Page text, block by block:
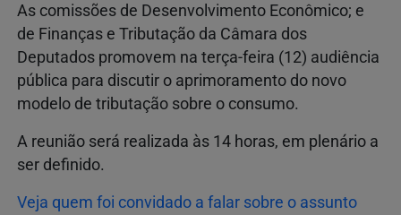
As comissões de Desenvolvimento Econômico; e
de Finanças e Tributação da Câmara dos
Deputados promovem na terça-feira (12) audiência
pública para discutir o aprimoramento do novo
modelo de tributação sobre o consumo.
A reunião será realizada às 14 horas, em plenário a
ser definido.
Veja quem foi convidado a falar sobre o assunto